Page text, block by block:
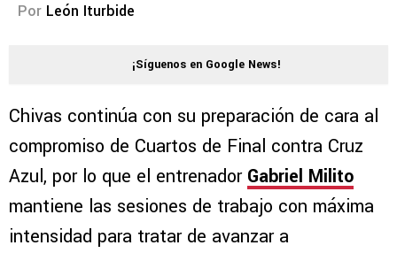
Por León Iturbide
¡Síguenos en Google News!
Chivas continúa con su preparación de cara al
compromiso de Cuartos de Final contra Cruz
Azul, por lo que el entrenador Gabriel Milito
mantiene las sesiones de trabajo con máxima
intensidad para tratar de avanzar a